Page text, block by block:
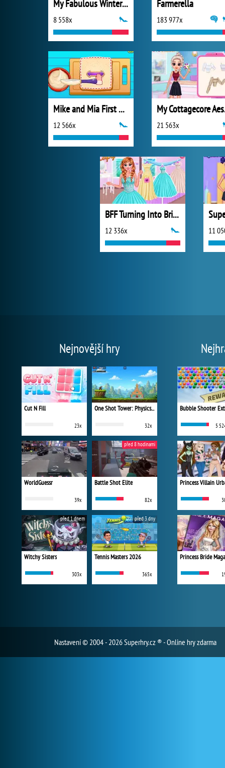
My Fabulous Winter Wedding
8 558x
Farmerella
183 977x
Mike and Mia First Day at School
12 566x
My
21 563x
BFF Turning Into Bridezilla
12 336x 11
Nejnovější hry
Cut N Fill
23x
One Shot Tower: Physics Destroyer
32x
WorldGuessr
39x
Battle Shot Elite
82x
před 8 hodinami
Witchy Sisters
303x
před 1 dnem
Tennis Masters 2026
365x
před 3 dny
Bubble Shooter
5
Princess Bride
Nastavení© 2004 - 2026 Superhry.cz ® - Online hry zdarma